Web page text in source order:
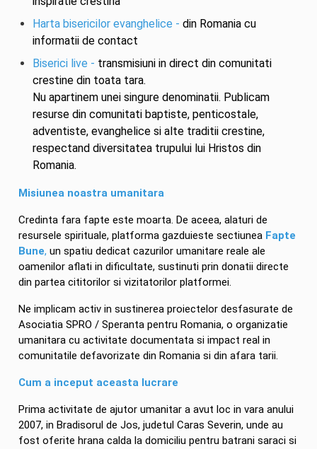
Harta bisericilor evanghelice - din Romania cu
informatii de contact
Biserici live - transmisiuni in direct din comunitati
crestine din toata tara.
Nu apartinem unei singure denominatii. Publicam
resurse din comunitati baptiste, penticostale,
adventiste, evanghelice si alte traditii crestine,
respectand diversitatea trupului lui Hristos din
Romania.
Misiunea noastra umanitara
Credinta fara fapte este moarta. De aceea, alaturi de
resursele spirituale, platforma gazduieste sectiunea Fapte
Bune, un spatiu dedicat cazurilor umanitare reale ale
oamenilor aflati in dificultate, sustinuti prin donatii directe
din partea cititorilor si vizitatorilor platformei.
Ne implicam activ in sustinerea proiectelor desfasurate de
Asociatia SPRO / Speranta pentru Romania, o organizatie
umanitara cu activitate documentata si impact real in
comunitatile defavorizate din Romania si din afara tarii.
Cum a inceput aceasta lucrare
Prima activitate de ajutor umanitar a avut loc in vara anului
2007, in Bradisorul de Jos, judetul Caras Severin, unde au
fost oferite hrana calda la domiciliu pentru batrani saraci si